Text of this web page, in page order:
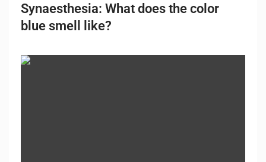
Synaesthesia: What does the color
blue smell like?